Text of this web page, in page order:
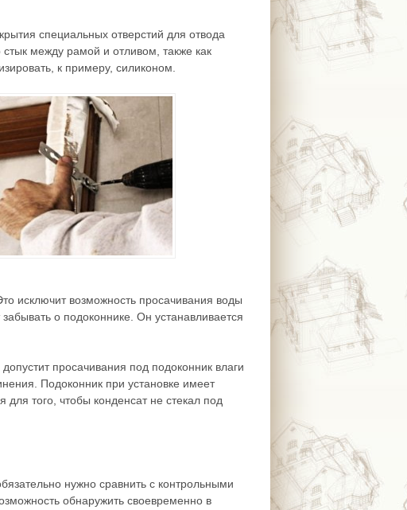
специальных отверстий для отвода
между рамой и отливом, также как
к примеру, силиконом.
исключит возможность просачивания воды
о подоконнике. Он устанавливается
просачивания под подоконник влаги
Подоконник при установке имеет
того, чтобы конденсат не стекал под
нужно сравнить с контрольными
обнаружить своевременно в